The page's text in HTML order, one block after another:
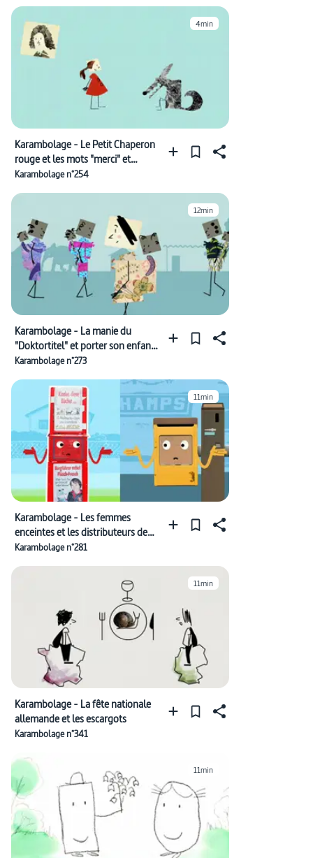
4min
Karambolage - Le Petit Chaperon
rouge et les mots "merci" et
"Danke"
Karambolage n°254
12min
Karambolage - La manie du
"Doktortitel" et porter son enfant
à l'africaine
Karambolage n°273
11min
Karambolage - Les femmes
enceintes et les distributeurs de
journaux
Karambolage n°281
11min
Karambolage - La fête nationale
allemande et les escargots
Karambolage n°341
11min